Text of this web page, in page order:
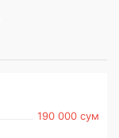
190 000 сум